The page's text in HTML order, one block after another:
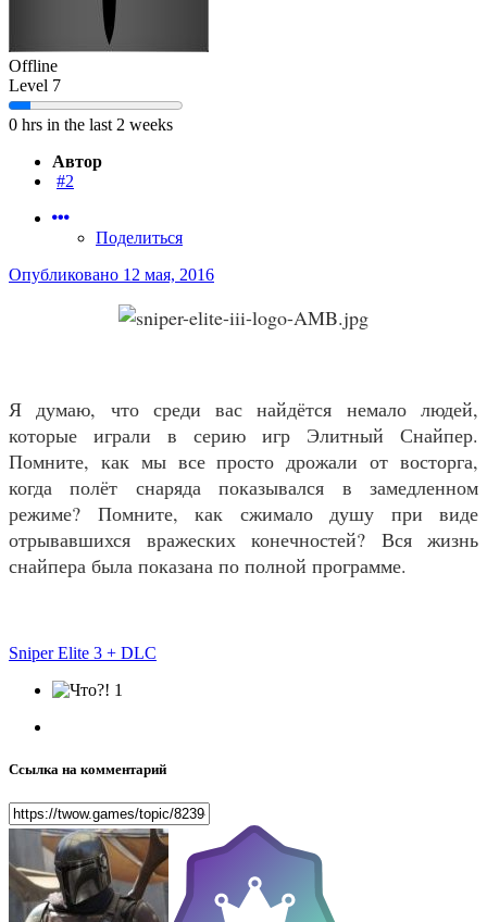
Offline
Level 7
0 hrs in the last 2 weeks
Автор
#2
Поделиться
Опубликовано 12 мая, 2016
Я думаю, что среди вас найдётся немало людей,
которые играли в серию игр Элитный Снайпер.
Помните, как мы все просто дрожали от восторга,
когда полёт снаряда показывался в замедленном
режиме? Помните, как сжимало душу при виде
отрывавшихся вражеских конечностей? Вся жизнь
снайпера была показана по полной программе.
Sniper Elite 3 + DLC
1
Ссылка на комментарий